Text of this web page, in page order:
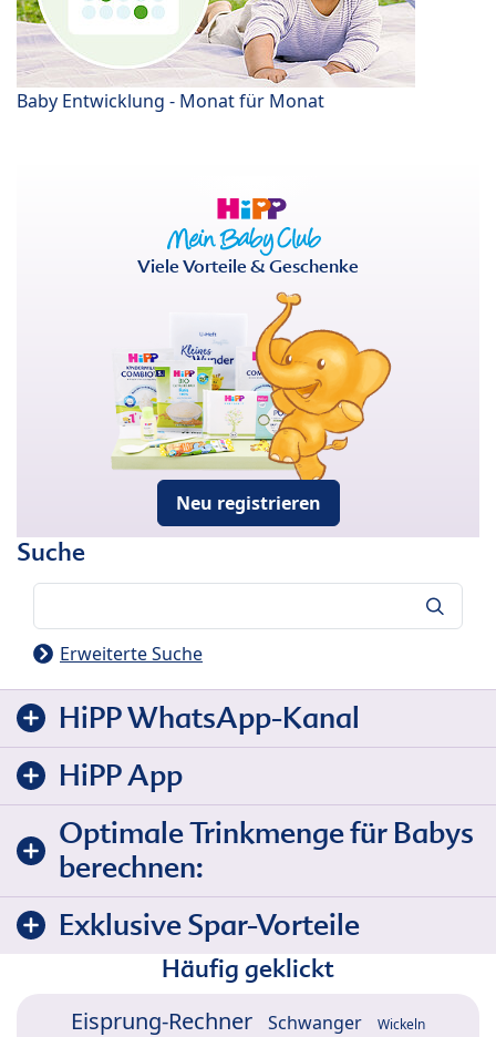
Baby Entwicklung - Monat für Monat
Viele Vorteile & Geschenke
Neu registrieren
Suche
Erweiterte Suche
HiPP WhatsApp-Kanal
HiPP App
Optimale Trinkmenge für Babys
berechnen:
Exklusive Spar-Vorteile
Häufig geklickt
Eisprung-Rechner Schwanger Wickeln